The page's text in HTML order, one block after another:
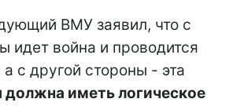
ВМУ заявил, что с
идет война и проводится
с другой стороны - эта
иметь логическое